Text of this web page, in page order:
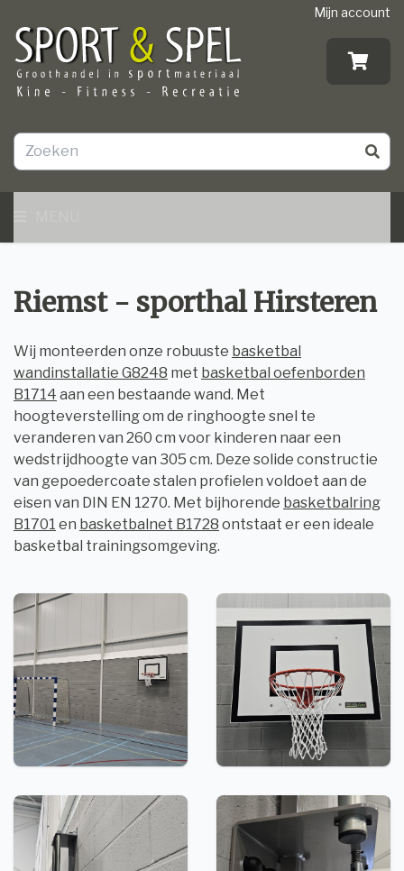
Mijn account
Riemst - sporthal Hirsteren
Wij monteerden onze robuuste basketbal
wandinstallatie G8248 met basketbal oefenborden
B1714 aan een bestaande wand. Met
hoogteverstelling om de ringhoogte snel te
veranderen van 260 cm voor kinderen naar een
wedstrijdhoogte van 305 cm. Deze solide constructie
van gepoedercoate stalen profielen voldoet aan de
eisen van DIN EN 1270. Met bijhorende basketbalring
B1701 en basketbalnet B1728 ontstaat er een ideale
basketbal trainingsomgeving.